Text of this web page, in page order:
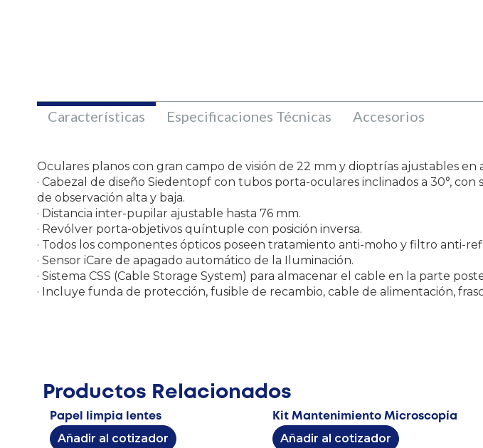
Características Especificaciones Técnicas Accesorios
Oculares planos con gran campo de visión de 22 mm y dioptrías ajustables en
· Cabezal de diseño Siedentopf con tubos porta-oculares inclinados a 30°,
de observación alta y baja.
· Distancia inter-pupilar ajustable hasta 76 mm.
· Revólver porta-objetivos quíntuple con posición inversa.
· Todos los componentes ópticos poseen tratamiento anti-moho y filtro anti-
· Sensor iCare de apagado automático de la Iluminación.
· Sistema CSS (Cable Storage System) para almacenar el cable en la parte
· Incluye funda de protección, fusible de recambio, cable de alimentación,
Productos Relacionados
Papel limpia lentes
Añadir al cotizador
Kit Mantenimiento Microscopía
Añadir al cotizador